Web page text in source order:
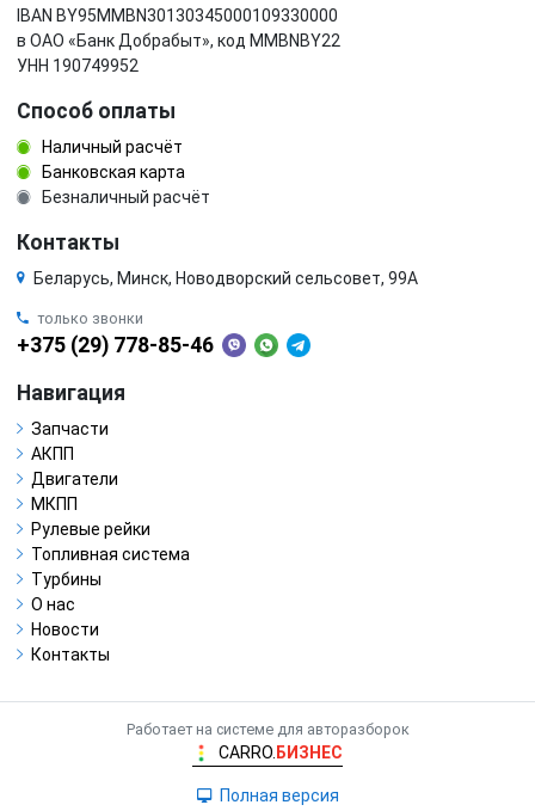
IBAN BY95MMBN30130345000109330000
в ОАО «Банк Добрабыт», код MMBNBY22
УНН 190749952
Способ оплаты
Наличный расчёт
Банковская карта
Безналичный расчёт
Контакты
Беларусь, Минск, Новодворский сельсовет, 99А
только звонки
+375 (29) 778-85-46
Навигация
Запчасти
АКПП
Двигатели
МКПП
Рулевые рейки
Топливная система
Турбины
О нас
Новости
Контакты
Работает на системе для авторазборок
CARRO. БИЗНЕС
Полная версия